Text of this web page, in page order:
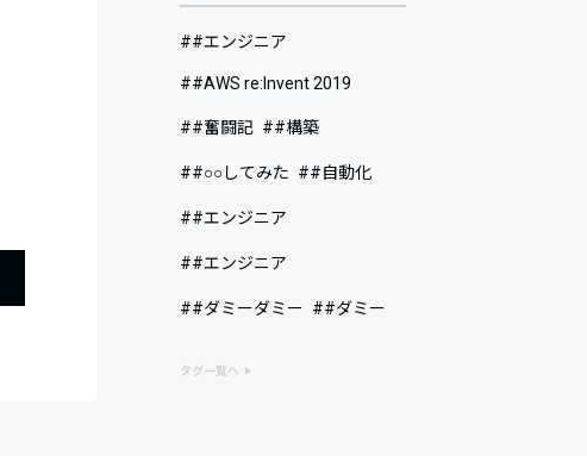
#エンジニア
#AWS re:Invent 2019
#奮闘記 #構築
#○○してみた #自動化
#エンジニア
#エンジニア
#ダミーダミー #ダミー
タグ一覧へ